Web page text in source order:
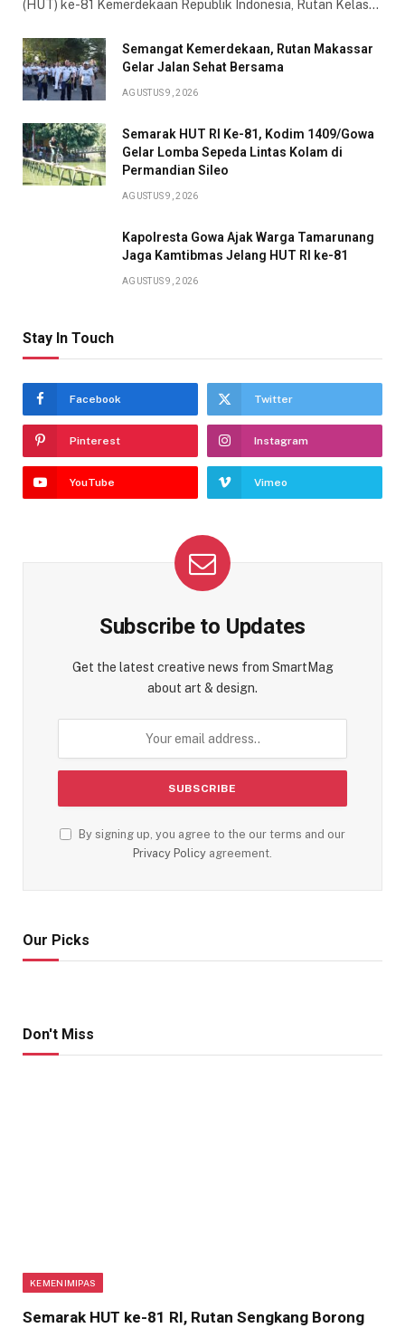
(HUT) ke-81 Kemerdekaan Republik Indonesia, Rutan Kelas…
Semangat Kemerdekaan, Rutan Makassar
Gelar Jalan Sehat Bersama
AGUSTUS 9, 2026
Semarak HUT RI Ke-81, Kodim 1409/Gowa
Gelar Lomba Sepeda Lintas Kolam di
Permandian Sileo
AGUSTUS 9, 2026
Kapolresta Gowa Ajak Warga Tamarunang
Jaga Kamtibmas Jelang HUT RI ke-81
AGUSTUS 9, 2026
Stay In Touch
Facebook Twitter
Pinterest Instagram
YouTube Vimeo
Subscribe to Updates
Get the latest creative news from SmartMag
about art & design.
By signing up, you agree to the our terms and our
Privacy Policy agreement.
Our Picks
Don't Miss
KEMENIMIPAS
Semarak HUT ke-81 RI, Rutan Sengkang Borong